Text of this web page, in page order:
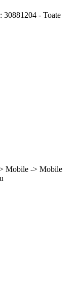
- Toate
Mobile -> Mobile